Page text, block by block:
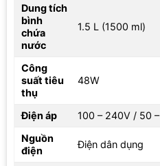
Sử dụng máy hút ẩm mini
ráo, sạch sẽ và dễ chịu ngay lập
còn mùi ẩm mốc, giấy dán tường
ban đêm, tạo không gian bình
ngủ. Độ ồn thấp, chỉ 35dB, đảm
ngắt khi bình đầy mang lại sự an
tục kiểm tra máy.
Dung tích
bình
chứa
nước
1.5 L (1500 ml)
Công
suất tiêu
thụ
48W
Điện áp
100 – 240V / 50
Nguồn
điện
Điện dân dụng